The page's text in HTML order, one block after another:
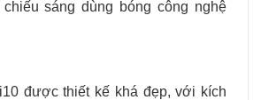
sáng dùng bóng công nghệ
được thiết kế khá đẹp, với kích